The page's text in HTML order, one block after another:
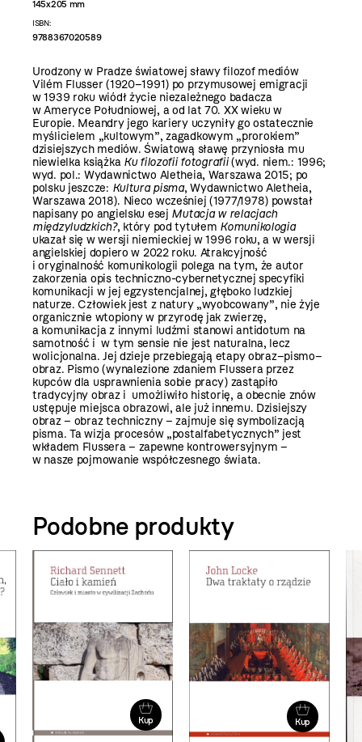
145x205 mm
ISBN:
9788367020589
Urodzony w Pradze światowej sławy filozof mediów
Vilém Flusser (1920–1991) po przymusowej emigracji
w 1939 roku wiódł życie niezależnego badacza
w Ameryce Południowej, a od lat 70. XX wieku w
Europie. Meandry jego kariery uczyniły go ostatecznie
myślicielem „kultowym”, zagadkowym „prorokiem”
dzisiejszych mediów. Światową sławę przyniosła mu
niewielka książka Ku filozofii fotografii(wyd. niem.: 1996;
wyd. pol.: Wydawnictwo Aletheia, Warszawa 2015; po
polsku jeszcze: Kultura pisma, Wydawnictwo Aletheia,
Warszawa 2018). Nieco wcześniej (1977/1978) powstał
napisany po angielsku esej Mutacja w relacjach
międzyludzkich?, który pod tytułem Komunikologia
ukazał się w wersji niemieckiej w 1996 roku, a w wersji
angielskiej dopiero w 2022 roku. Atrakcyjność
i oryginalność komunikologii polega na tym, że autor
zakorzenia opis techniczno-cybernetycznej specyfiki
komunikacji w jej egzystencjalnej, głęboko ludzkiej
naturze. Człowiek jest z natury „wyobcowany”, nie żyje
organicznie wtopiony w przyrodę jak zwierzę,
a komunikacja z innymi ludźmi stanowi antidotum na
samotność i w tym sensie nie jest naturalna, lecz
wolicjonalna. Jej dzieje przebiegają etapy obraz–pismo–
obraz. Pismo (wynalezione zdaniem Flussera przez
kupców dla usprawnienia sobie pracy) zastąpiło
tradycyjny obraz i umożliwiło historię, a obecnie znów
ustępuje miejsca obrazowi, ale już innemu. Dzisiejszy
obraz – obraz techniczny – zajmuje się symbolizacją
pisma. Ta wizja procesów „postalfabetycznych” jest
wkładem Flussera – zapewne kontrowersyjnym –
w nasze pojmowanie współczesnego świata.
Podobne produkty
Kup Kup